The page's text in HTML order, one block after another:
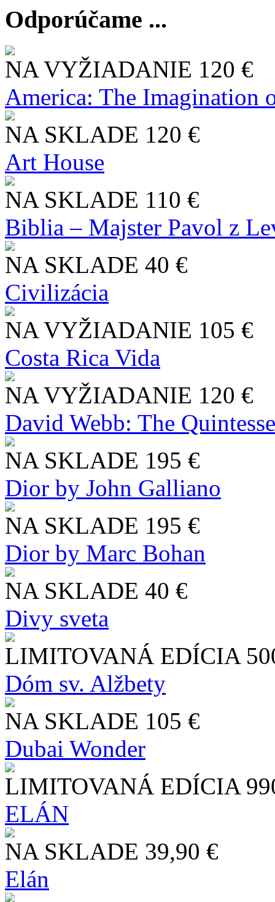
Odporúčame ...
NA VYŽIADANIE 120 €
America: The Imagination
NA SKLADE 120 €
Art House
NA SKLADE 110 €
Biblia – Majster Pavol z
NA SKLADE 40 €
Civilizácia
NA VYŽIADANIE 105 €
Costa Rica Vida
NA VYŽIADANIE 120 €
David Webb: The
NA SKLADE 195 €
Dior by John Galliano
NA SKLADE 195 €
Dior by Marc Bohan
NA SKLADE 40 €
Divy sveta
LIMITOVANÁ EDÍCIA
Dóm sv. Alžbety
NA SKLADE 105 €
Dubai Wonder
LIMITOVANÁ EDÍCIA
ELÁN
NA SKLADE 39,90 €
Elán